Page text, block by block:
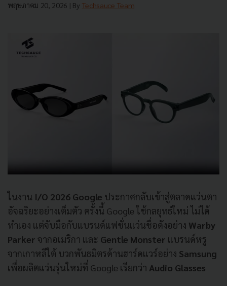
พฤษภาคม 20, 2026 | By Techsauce Team
ในงาน I/O 2026 Google ประกาศกลับเข้าสู่ตลาดแว่นตา
อัจฉริยะอย่างเต็มตัว ครั้งนี้ Google ใช้กลยุทธ์ใหม่ ไม่ได้
ทำเอง แต่จับมือกับแบรนด์แฟชั่นแว่นชื่อดังอย่าง Warby
Parker จากอเมริกา และ Gentle Monster แบรนด์หรู
จากเกาหลีใต้ บวกพันธมิตรด้านฮาร์ดแวร์อย่าง Samsung
เพื่อผลิตแว่นรุ่นใหม่ที่ Google เรียกว่า Audio Glasses